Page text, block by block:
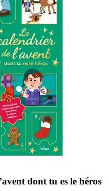
dont tu es le héros